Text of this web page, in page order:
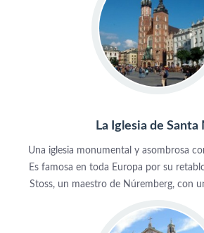
La Iglesia de Santa
Una iglesia monumental y asombrosa
Es famosa en toda Europa por su
Stoss, un maestro de Núremberg, con